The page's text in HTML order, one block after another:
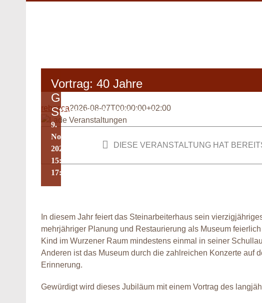
rebecca2026-08-07T00:00:00+02:00
DIESE VERANSTALTUNG HAT
Vortrag: 40 Jahre
Gründung des
Steinarbeiterhauses
9.
November
2025 um
15:00
17:00
In diesem Jahr feiert das Steinarbeiterhaus sein
mehrjähriger Planung und Restaurierung als Museum
Kind im Wurzener Raum mindestens einmal in seiner
Anderen ist das Museum durch die zahlreichen Konzerte auf
Erinnerung.
Gewürdigt wird dieses Jubiläum mit einem Vortrag des